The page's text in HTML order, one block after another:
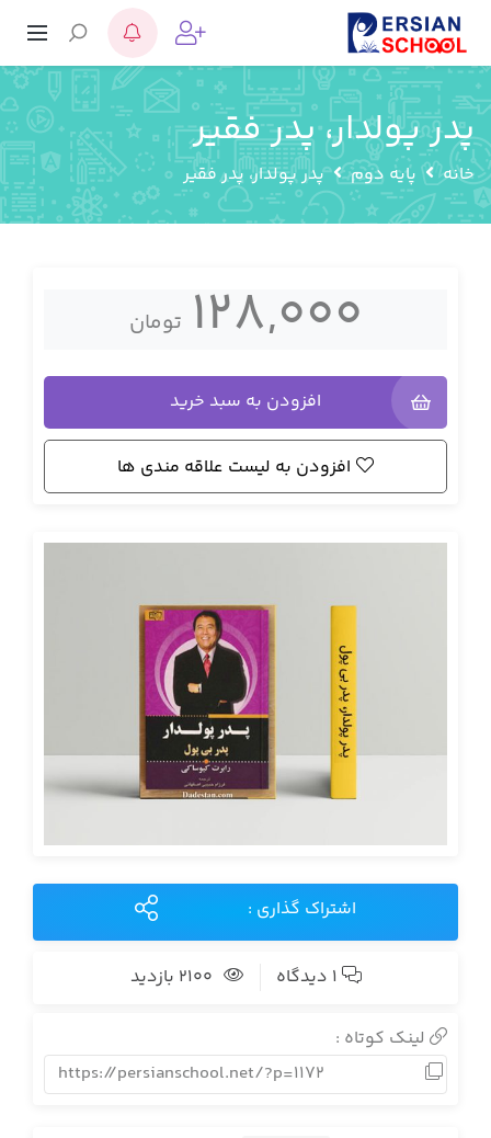
پدر پولدار، پدر فقیر
خانه پایه دوم پدر پولدار، پدر فقیر
128,000 تومان
افزودن به سبد خرید
افزودن به لیست علاقه مندی ها
اشتراک گذاری :
1 دیدگاه 2100 بازدید
لینک کوتاه :
https://persianschool.net/?p=1172